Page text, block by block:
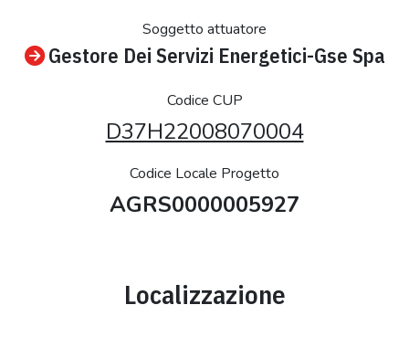
Soggetto attuatore
Gestore Dei Servizi Energetici-Gse Spa
Codice CUP
D37H22008070004
Codice Locale Progetto
AGRS0000005927
Localizzazione